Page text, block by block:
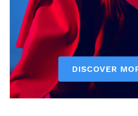
Klinik Gigi
Klinik Gigi Surabaya
Klinik Gigi Terdekat
Klinik Gigi terbaik